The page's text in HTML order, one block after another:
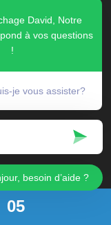
05 est spécialisé
David, Notre
à vos questions
!
je vous assister?
besoin d’aide ?